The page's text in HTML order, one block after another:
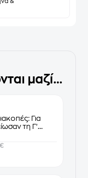
μαζί...
Για
τη Γ'